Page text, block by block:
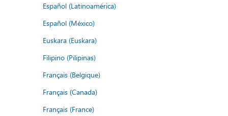
Español (Latinoamérica)
Español (México)
Euskara (Euskara)
Filipino (Pilipinas)
Français (Belgique)
Français (Canada)
Français (France)